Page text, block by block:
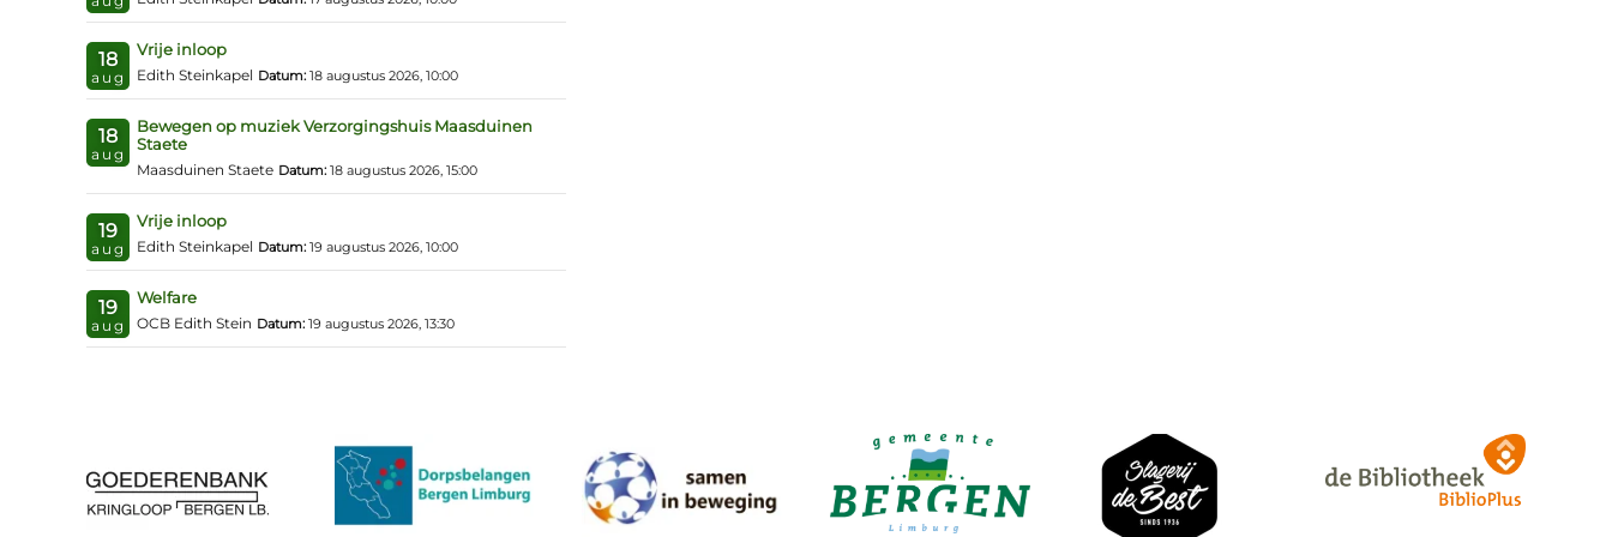
18
aug
Vrije inloop
Edith Steinkapel Datum: 18 augustus 2026, 10:00
18
aug
Bewegen op muziek Verzorgingshuis Maasduinen
Staete
Maasduinen Staete Datum: 18 augustus 2026, 15:00
19
aug
Vrije inloop
Edith Steinkapel Datum: 19 augustus 2026, 10:00
19
aug
Welfare
OCB Edith Stein Datum: 19 augustus 2026, 13:30